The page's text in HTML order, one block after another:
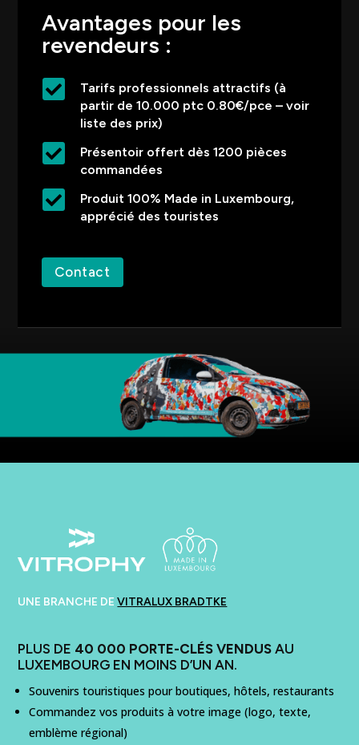
Avantages pour les
revendeurs :

Tarifs professionnels attractifs (à
partir de 10.000 ptc 0.80€/pce – voir
liste des prix)

Présentoir offert dès 1200 pièces
commandées

Produit 100% Made in Luxembourg,
apprécié des touristes
Contact
UNE BRANCHE DEVITRALUX BRADTKE
PLUS DE 40 000 PORTE-CLÉS VENDUS AU
LUXEMBOURG EN MOINS D’UN AN.
Souvenirs touristiques pour boutiques, hôtels, restaurants
Commandez vos produits à votre image (logo, texte,
emblème régional)